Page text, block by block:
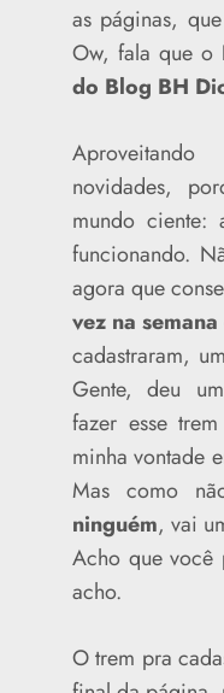
as páginas,
Ow, fala que o
do Blog BH
novidades,
mundo ciente:
funcionando.
agora que
vez na
cadastraram,
Gente, deu
fazer esse
minha vontade
Mas como
ninguém, vai
Acho que você
acho.
O trem pra